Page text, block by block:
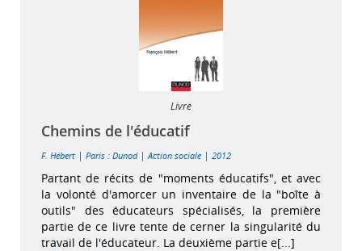
Livre
Chemins de l'éducatif
F. Hébert | Paris : Dunod|Action sociale | 2012
Partant de récits de "moments éducatifs", et avec
la volonté d'amorcer un inventaire de la "boîte à
outils" des éducateurs spécialisés, la première
partie de ce livre tente de cerner la singularité du
travail de l'éducateur. La deuxième partie e[...]